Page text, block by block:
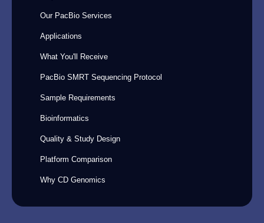
Our PacBio Services
Applications
What You'll Receive
PacBio SMRT Sequencing Protocol
Sample Requirements
Bioinformatics
Quality & Study Design
Platform Comparison
Why CD Genomics